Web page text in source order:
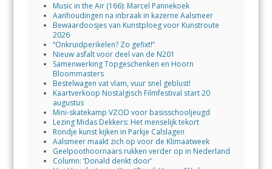
Music in the Air (166): Marcel Pannekoek
Aanhoudingen na inbraak in kazerne Aalsmeer
Bewaardoosjes van Kunstploeg voor Kunstroute
2026
“Onkruidperikelen? Zo gefixt!”
Nieuw asfalt voor deel van de N201
Samenwerking Topgeschenken en Hoorn
Bloommasters
Bestelwagen vat vlam, vuur snel geblust!
Kaartverkoop Nostalgisch Filmfestival start 20
augustus
Mini-skatekamp VZOD voor basisschooljeugd
Lezing Midas Dekkers: Het menselijk tekort
Rondje kunst kijken in Parkje Calslagen
Aalsmeer maakt zich op voor de Klimaatweek
Geelpoothoornaars rukken verder op in Nederland
Column: ‘Donald denkt door’